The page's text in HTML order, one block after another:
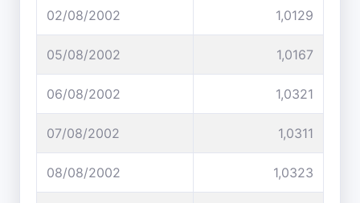
02/08/2002 1,0129
05/08/2002 1,0167
06/08/2002 1,0321
07/08/2002 1,0311
08/08/2002 1,0323